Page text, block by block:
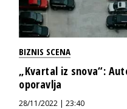
BIZNIS SCENA
„Kvartal iz snova“:
oporavlja
28/11/2022 | 23:40